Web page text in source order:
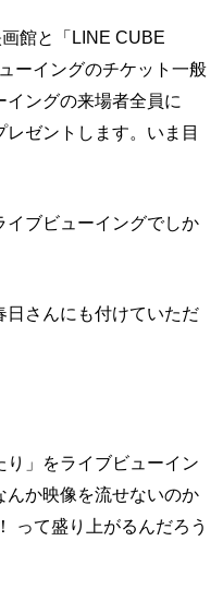
館と「LINE CUBE
ーイングのチケット一般
ングの来場者全員に
レゼントします。いま目
イブビューイングでしか
日さんにも付けていただ
」をライブビューイン
か映像を流せないのか
って盛り上がるんだろう